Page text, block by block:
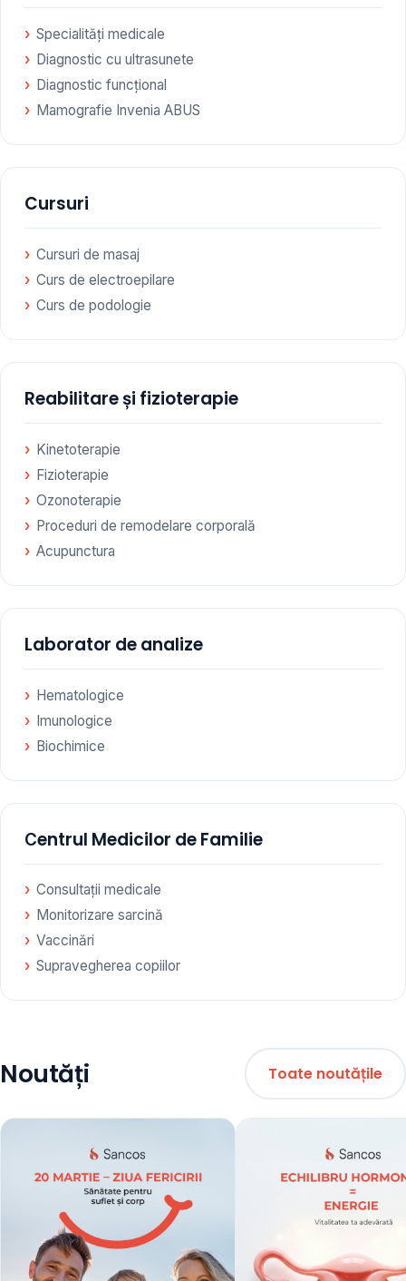
Specialități medicale
Diagnostic cu ultrasunete
Diagnostic funcțional
Mamografie Invenia ABUS
Cursuri
Cursuri de masaj
Curs de electroepilare
Curs de podologie
Reabilitare și fizioterapie
Kinetoterapie
Fizioterapie
Ozonoterapie
Proceduri de remodelare corporală
Acupunctura
Laborator de analize
Hematologice
Imunologice
Biochimice
Сentrul Medicilor de Familie
Consultații medicale
Monitorizare sarcină
Vaccinări
Supravegherea copiilor
Noutăți Toate noutățile